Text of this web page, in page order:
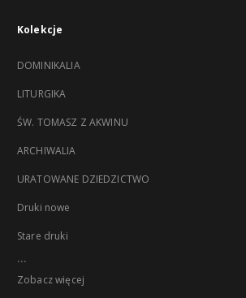
Kolekcje
DOMINIKALIA
LITURGIKA
ŚW. TOMASZ Z AKWINU
ARCHIWALIA
URATOWANE DZIEDZICTWO
Druki nowe
Stare druki
...
Zobacz więcej